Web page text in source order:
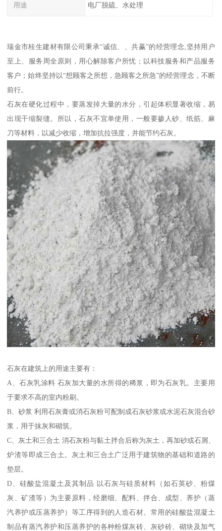
用途 电厂脱硫、水处理
瑞金市桂生建材有限公司秉承“诚信、、共赢”的经营理念,坚持用户
至上、服务周全原则，用心解除客户所忧；以科技服务和产品服务
客户；始终坚持以“想顾客之所想，急顾客之所急”的经营理念，不断
前行。
石灰在硬化过程中，要蒸发掉大量的水分，引起体积显著收缩，易
出现干缩裂缝。所以，石灰不宜单使用，一般要掺人砂、纸筋、麻
刀等材料，以减少收缩，增加抗拉强度，并能节约石灰。
石灰在建筑上的用途主要有：
A、石灰乳涂料 石灰加大量的水所得的稀浆，即为石灰乳。主要用
于要求不高的室内粉刷。
B、砂浆 利用石灰膏或消石灰粉可配制成石灰砂浆或水泥石灰混合砂
浆，用于抹灰和砌筑。
C、灰土和三合土 消石灰粉与黏土拌合后称为灰土，再加砂或石屑、
炉渣等即成三合土。灰土和三合土广泛用于建筑物的基础和道路的
垫层。
D、硅酸盐混凝土及其制品 以石灰与硅质材料（如石英砂、粉煤
灰、矿渣等）为主要原料，经磨细、配料、拌合、成型、养护（蒸
汽养护或压蒸养护）等工序得到的人造石材。常用的硅酸盐混凝土
制品有蒸汽养护和压蒸养护的各种粉煤灰砖、灰砂砖、砌块及加气